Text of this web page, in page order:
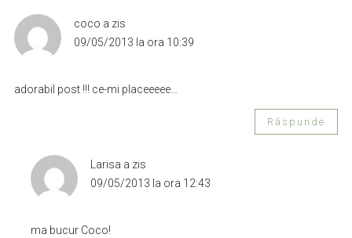
coco a zis
09/05/2013 la ora 10:39
adorabil post !!! ce-mi placeeeee…
Răspunde
Larisa a zis
09/05/2013 la ora 12:43
ma bucur Coco!